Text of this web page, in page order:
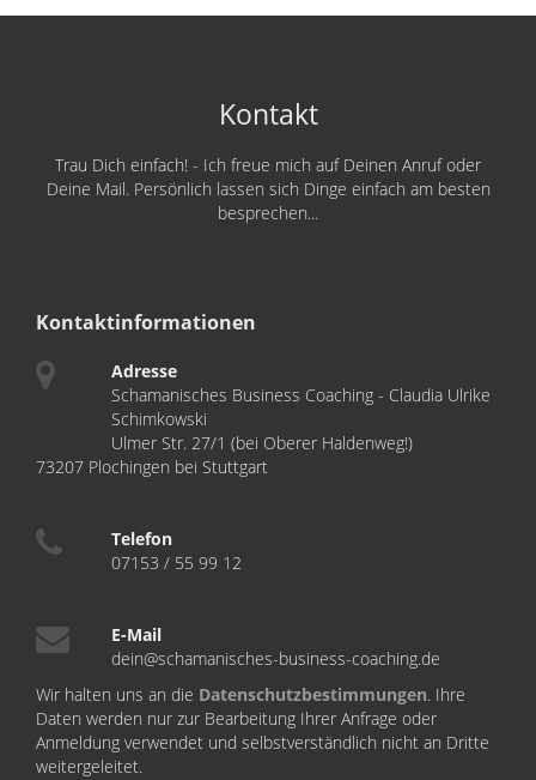
Kontakt
Trau Dich einfach! - Ich freue mich auf Deinen Anruf oder
Deine Mail. Persönlich lassen sich Dinge einfach am besten
besprechen...
Kontaktinformationen
Adresse
Schamanisches Business Coaching - Claudia Ulrike
Schimkowski
Ulmer Str. 27/1 (bei Oberer Haldenweg!)
73207 Plochingen bei Stuttgart
Telefon
07153 / 55 99 12
E-Mail
dein@schamanisches-business-coaching.de
Wir halten uns an die Datenschutzbestimmungen. Ihre
Daten werden nur zur Bearbeitung Ihrer Anfrage oder
Anmeldung verwendet und selbstverständlich nicht an Dritte
weitergeleitet.